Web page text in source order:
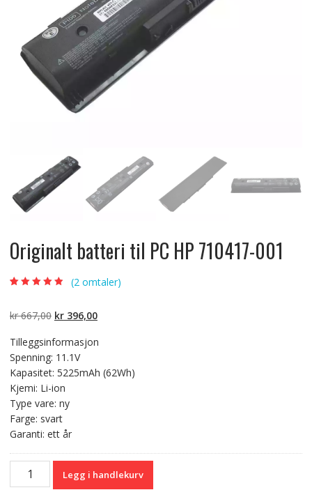
Originalt batteri til PC HP 710417-001
på
kundevurdering
(2omtaler)
kr667,00 Opprinnelig
var:
kr 667,00.
kr396,00Nåværende
er:
Tilleggsinformasjon
Spenning: 11.1V
Kapasitet: 5225mAh (62Wh)
Kjemi: Li-ion
Type vare: ny
Farge: svart
Garanti: ett år
Originalt
batteri
Legg i handlekurv